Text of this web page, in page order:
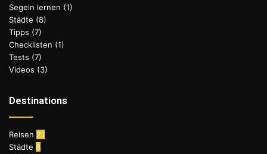
Segeln lernen (1)
Städte (8)
Tipps (7)
Checklisten (1)
Tests (7)
Videos (3)
Destinations
Reisen 21
Städte 8